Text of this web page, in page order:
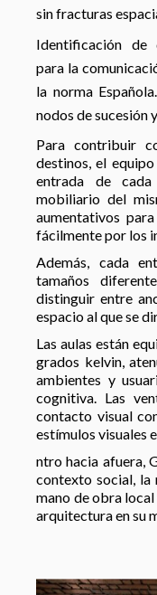
sin fracturas
Identificación de
para la
la norma
nodos de
Para contribuir
destinos, el
entrada de
mobiliario del
aumentativos
fácilmente por los
Además, cada
tamaños
distinguir entre
espacio al que se
Las aulas están
grados kelvin,
ambientes y
cognitiva. Las
contacto visual
estímulos visuales
ntro hacia afuera,
contexto social, la
mano de obra
arquitectura en su